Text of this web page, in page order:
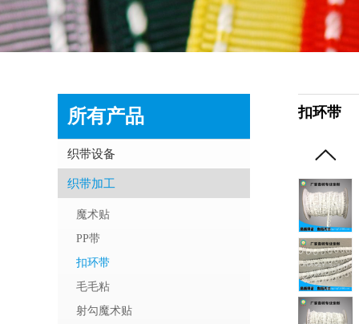
扣环带
所有产品
织带设备
织带加工
魔术贴
PP带
扣环带
毛毛粘
射勾魔术贴